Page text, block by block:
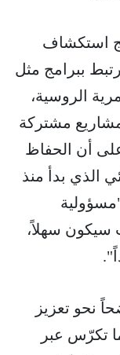
استكشاف
ببرامج مثل
الروسية،
مشتركة
أن الحفاظ
الذي بدأ منذ
عام 1975 هو "مسؤولية
سيكون سهلاً،
نحو تعزيز
تكرّس عبر